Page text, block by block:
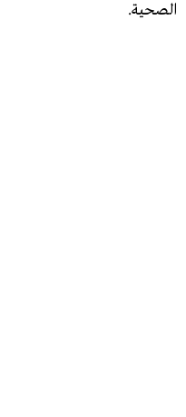
الصحية.